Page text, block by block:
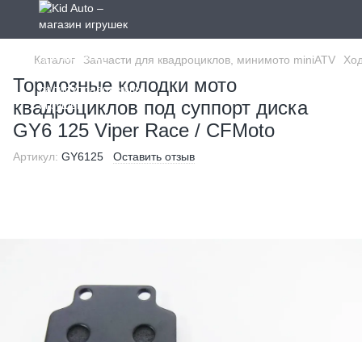
Каталог Запчасти для квадроциклов, минимото miniATV
Тормозные колодки мото
квадроциклов под суппорт диска
GY6 125 Viper Race / CFMoto
Артикул: GY6125 Оставить отзыв